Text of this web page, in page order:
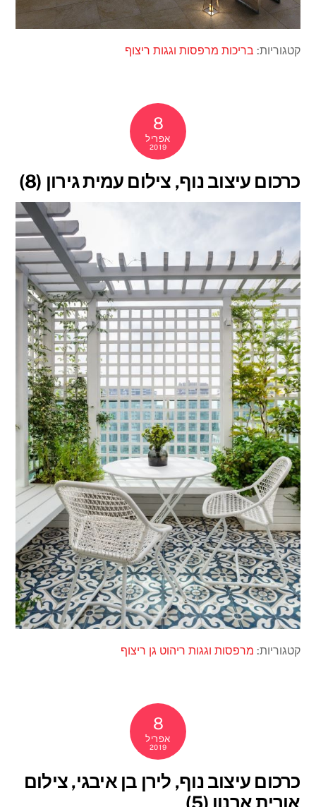
קטגוריות: בריכות מרפסות וגגות ריצוף
8
אפריל
2019
כרכום עיצוב נוף, צילום עמית גירון (8)
קטגוריות: מרפסות וגגות ריהוט גן ריצוף
8
אפריל
2019
כרכום עיצוב נוף, לירן בן איבגי, צילום
אורית ארנון (5)